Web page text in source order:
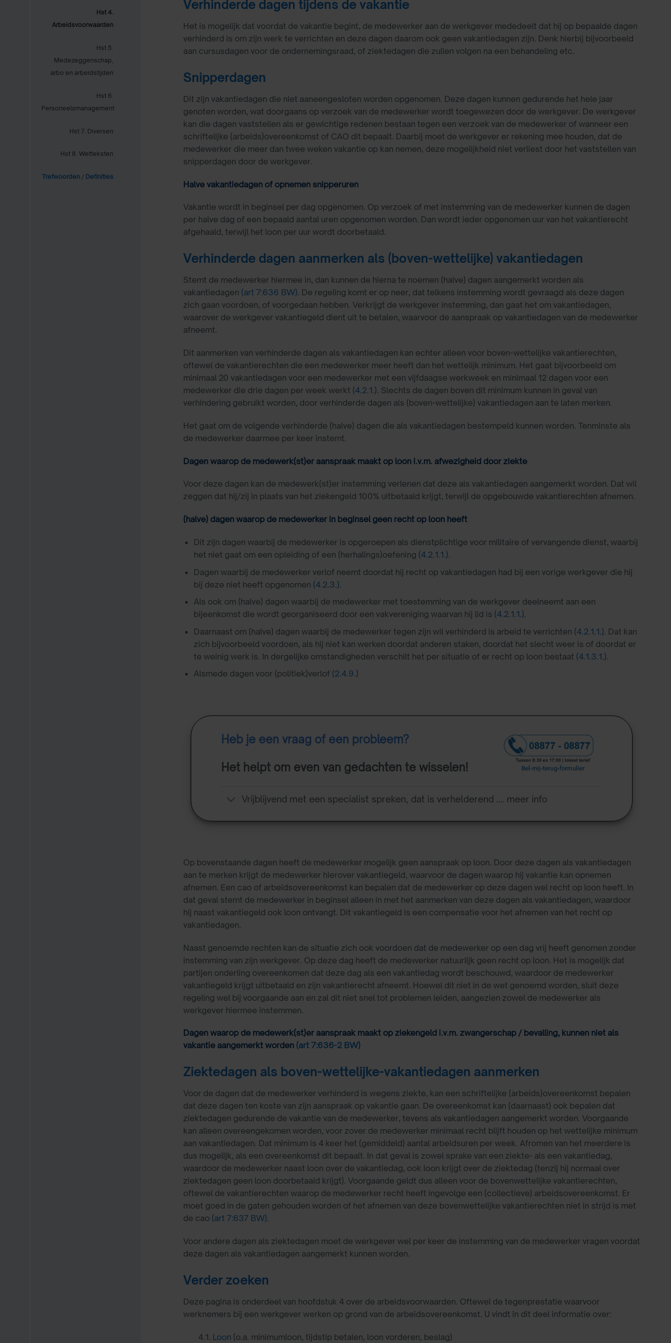
Hst 4.
Arbeidsvoorwaarden
Hst 5.
Medezeggenschap,
arbo en arbeidstijden
Hst 6.
Personeelsmanagement
Hst 7. Diversen
Hst 8. Wetteksten
Trefwoorden / Definities
Verhinderde dagen tijdens de vakantie
Het is mogelijk dat voordat de vakantie begint, de medewerker aan de werkgever mededeelt dat hij op bepaalde dagen
verhinderd is om zijn werk te verrichten en deze dagen daarom ook geen vakantiedagen zijn. Denk hierbij bijvoorbeeld
aan cursusdagen voor de ondernemingsraad, of ziektedagen die zullen volgen na een behandeling etc.
Snipperdagen
Dit zijn vakantiedagen die niet aaneengesloten worden opgenomen. Deze dagen kunnen gedurende het hele jaar
genoten worden, wat doorgaans op verzoek van de medewerker wordt toegewezen door de werkgever. De werkgever
kan die dagen vaststellen als er gewichtige redenen bestaan tegen een verzoek van de medewerker of wanneer een
schriftelijke (arbeids)overeenkomst of CAO dit bepaalt. Daarbij moet de werkgever er rekening mee houden, dat de
medewerker die meer dan twee weken vakantie op kan nemen, deze mogelijkheid niet verliest door het vaststellen van
snipperdagen door de werkgever.
Halve vakantiedagen of opnemen snipperuren
Vakantie wordt in beginsel per dag opgenomen. Op verzoek of met instemming van de medewerker kunnen de dagen
per halve dag of een bepaald aantal uren opgenomen worden. Dan wordt ieder opgenomen uur van het vakantierecht
afgehaald, terwijl het loon per uur wordt doorbetaald.
Verhinderde dagen aanmerken als (boven-wettelijke) vakantiedagen
Stemt de medewerker hiermee in, dan kunnen de hierna te noemen (halve) dagen aangemerkt worden als
vakantiedagen (art 7:636 BW). De regeling komt er op neer, dat telkens instemming wordt gevraagd als deze dagen
zich gaan voordoen, of voorgedaan hebben. Verkrijgt de werkgever instemming, dan gaat het om vakantiedagen,
waarover de werkgever vakantiegeld dient uit te betalen, waarvoor de aanspraak op vakantiedagen van de medewerker
afneemt.
Dit aanmerken van verhinderde dagen als vakantiedagen kan echter alleen voor boven-wettelijke vakantierechten,
oftewel de vakantierechten die een medewerker meer heeft dan het wettelijk minimum. Het gaat bijvoorbeeld om
minimaal 20 vakantiedagen voor een medewerker met een vijfdaagse werkweek en minimaal 12 dagen voor een
medewerker die drie dagen per week werkt (4.2.1.). Slechts de dagen boven dit minimum kunnen in geval van
verhindering gebruikt worden, door verhinderde dagen als (boven-wettelijke) vakantiedagen aan te laten merken.
Het gaat om de volgende verhinderde (halve) dagen die als vakantiedagen bestempeld kunnen worden. Tenminste als
de medewerker daarmee per keer instemt.
Dagen waarop de medewerk(st)er aanspraak maakt op loon i.v.m. afwezigheid door ziekte
Voor deze dagen kan de medewerk(st)er instemming verlenen dat deze als vakantiedagen aangemerkt worden. Dat wil
zeggen dat hij/zij in plaats van het ziekengeld 100% uitbetaald krijgt, terwijl de opgebouwde vakantierechten afnemen.
(halve) dagen waarop de medewerker in beginsel geen recht op loon heeft
Dit zijn dagen waarbij de medewerker is opgeroepen als dienstplichtige voor militaire of vervangende dienst, waarbij
het niet gaat om een opleiding of een (herhalings)oefening (4.2.1.1.).
Dagen waarbij de medewerker verlof neemt doordat hij recht op vakantiedagen had bij een vorige werkgever die hij
bij deze niet heeft opgenomen (4.2.3.).
Als ook om (halve) dagen waarbij de medewerker met toestemming van de werkgever deelneemt aan een
bijeenkomst die wordt georganiseerd door een vakvereniging waarvan hij lid is (4.2.1.1.).
Daarnaast om (halve) dagen waarbij de medewerker tegen zijn wil verhinderd is arbeid te verrichten (4.2.1.1.). Dat kan
zich bijvoorbeeld voordoen, als hij niet kan werken doordat anderen staken, doordat het slecht weer is of doordat er
te weinig werk is. In dergelijke omstandigheden verschilt het per situatie of er recht op loon bestaat (4.1.3.1.).
Alsmede dagen voor (politiek)verlof (2.4.9.)
Heb je een vraag of een probleem?
Het helpt om even van gedachten te wisselen!
Vrijblijvend met een specialist spreken, dat is verhelderend .... meer info
Op bovenstaande dagen heeft de medewerker mogelijk geen aanspraak op loon. Door deze dagen als vakantiedagen
aan te merken krijgt de medewerker hierover vakantiegeld, waarvoor de dagen waarop hij vakantie kan opnemen
afnemen. Een cao of arbeidsovereenkomst kan bepalen dat de medewerker op deze dagen wel recht op loon heeft. In
dat geval stemt de medewerker in beginsel alleen in met het aanmerken van deze dagen als vakantiedagen, waardoor
hij naast vakantiegeld ook loon ontvangt. Dit vakantiegeld is een compensatie voor het afnemen van het recht op
vakantiedagen.
Naast genoemde rechten kan de situatie zich ook voordoen dat de medewerker op een dag vrij heeft genomen zonder
instemming van zijn werkgever. Op deze dag heeft de medewerker natuurlijk geen recht op loon. Het is mogelijk dat
partijen onderling overeenkomen dat deze dag als een vakantiedag wordt beschouwd, waardoor de medewerker
vakantiegeld krijgt uitbetaald en zijn vakantierecht afneemt. Hoewel dit niet in de wet genoemd worden, sluit deze
regeling wel bij voorgaande aan en zal dit niet snel tot problemen leiden, aangezien zowel de medewerker als
werkgever hiermee instemmen.
Dagen waarop de medewerk(st)er aanspraak maakt op ziekengeld i.v.m. zwangerschap / bevalling, kunnen niet als
vakantie aangemerkt worden (art 7:636-2 BW)
Ziektedagen als boven-wettelijke-vakantiedagen aanmerken
Voor de dagen dat de medewerker verhinderd is wegens ziekte, kan een schriftelijke (arbeids)overeenkomst bepalen
dat deze dagen ten koste van zijn aanspraak op vakantie gaan. De overeenkomst kan (daarnaast) ook bepalen dat
ziektedagen gedurende de vakantie van de medewerker, tevens als vakantiedagen aangemerkt worden. Voorgaande
kan alleen overeengekomen worden, voor zover de medewerker minimaal recht blijft houden op het wettelijke minimum
aan vakantiedagen. Dat minimum is 4 keer het (gemiddeld) aantal arbeidsuren per week. Afromen van het meerdere is
dus mogelijk, als een overeenkomst dit bepaalt. In dat geval is zowel sprake van een ziekte- als een vakantiedag,
waardoor de medewerker naast loon over de vakantiedag, ook loon krijgt over de ziektedag (tenzij hij normaal over
ziektedagen geen loon doorbetaald krijgt). Voorgaande geldt dus alleen voor de bovenwettelijke vakantierechten,
oftewel de vakantierechten waarop de medewerker recht heeft ingevolge een (collectieve) arbeidsovereenkomst. Er
moet goed in de gaten gehouden worden of het afnemen van deze bovenwettelijke vakantierechten niet in strijd is met
de cao (art 7:637 BW).
Voor andere dagen als ziektedagen moet de werkgever wel per keer de instemming van de medewerker vragen voordat
deze dagen als vakantiedagen aangemerkt kunnen worden.
Verder zoeken
Deze pagina is onderdeel van hoofdstuk 4 over de arbeidsvoorwaarden. Oftewel de tegenprestatie waarvoor
werknemers bij een werkgever werken op grond van de arbeidsovereenkomst. U vindt in dit deel informatie over:
4.1. Loon (o.a. minimumloon, tijdstip betalen, loon vorderen, beslag)